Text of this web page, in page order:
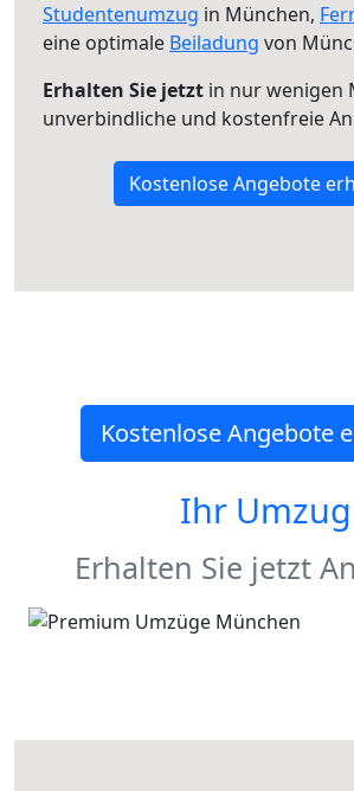
Studentenumzug in München,
eine optimale Beiladung von
Erhalten Sie jetzt in nur wenigen
unverbindliche und kostenfreie
Kostenlose Angebote
Kostenlose Angebote
Ihr Umzug
Erhalten Sie jetzt